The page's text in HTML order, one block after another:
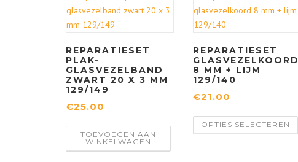
REPARATIESET
PLAK-
GLASVEZELBAND
ZWART 20 X 3 MM
129/149
€25.00
TOEVOEGEN AAN
WINKELWAGEN
REPARATIESET
GLASVEZELKOORD
8 MM + LIJM
129/140
€21.00
OPTIES SELECTEREN